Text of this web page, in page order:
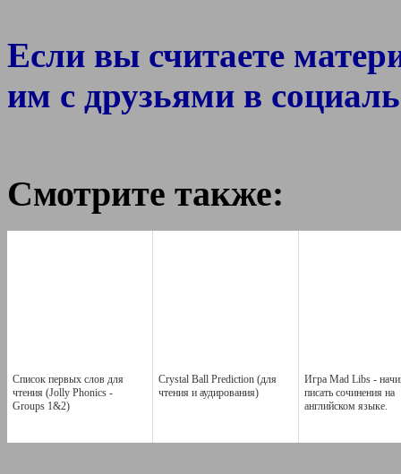
Если вы считаете
им с друзьями в
Смотрите также:
Список первых слов для
чтения (Jolly Phonics -
Groups 1&2)
Crystal Ball Prediction (для
чтения и аудирования)
Игра Mad Libs -
писать сочинения на
английском языке.